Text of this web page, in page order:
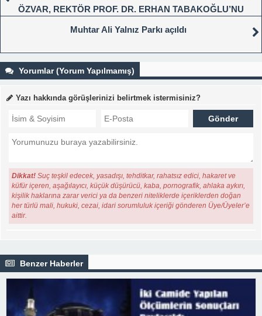
ÖZVAR, REKTÖR PROF. DR. ERHAN TABAKOĞLU’NU
Muhtar Ali Yalnız Parkı açıldı
Yorumlar (Yorum Yapılmamış)
Yazı hakkında görüşlerinizi belirtmek istermisiniz?
Dikkat! Suç teşkil edecek, yasadışı, tehditkar, rahatsız edici, hakaret ve
küfür içeren, aşağılayıcı, küçük düşürücü, kaba, pornografik, ahlaka aykırı,
kişilik haklarına zarar verici ya da benzeri niteliklerde içeriklerden doğan
her türlü mali, hukuki, cezai, idari sorumluluk içeriği gönderen Üye/Üyeler’e
aittir.
Benzer Haberler